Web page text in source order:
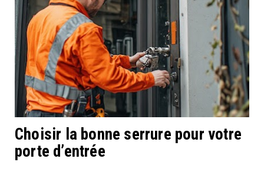
Choisir la bonne serrure pour votre
porte d’entrée